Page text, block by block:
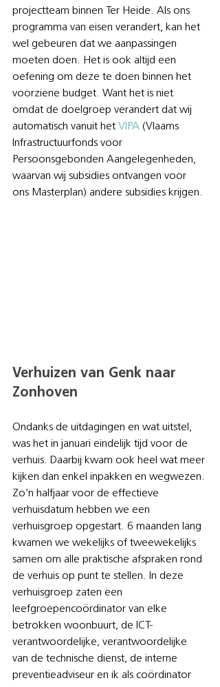
projectteam binnen Ter Heide. Als ons
programma van eisen verandert, kan het
wel gebeuren dat we aanpassingen
moeten doen. Het is ook altijd een
oefening om deze te doen binnen het
voorziene budget. Want het is niet
omdat de doelgroep verandert dat wij
automatisch vanuit het VIPA (Vlaams
Infrastructuurfonds voor
Persoonsgebonden Aangelegenheden,
waarvan wij subsidies ontvangen voor
ons Masterplan) andere subsidies krijgen.
Verhuizen van Genk naar
Zonhoven
Ondanks de uitdagingen en wat uitstel,
was het in januari eindelijk tijd voor de
verhuis. Daarbij kwam ook heel wat meer
kijken dan enkel inpakken en wegwezen.
Zo’n halfjaar voor de effectieve
verhuisdatum hebben we een
verhuisgroep opgestart. 6 maanden lang
kwamen we wekelijks of tweewekelijks
samen om alle praktische afspraken rond
de verhuis op punt te stellen. In deze
verhuisgroep zaten een
leefgroepencoördinator van elke
betrokken woonbuurt, de ICT-
verantwoordelijke, verantwoordelijke
van de technische dienst, de interne
preventieadviseur en ik als coördinator